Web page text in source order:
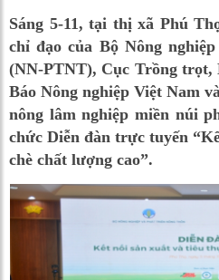
Sáng 5-11, tại thị xã Phú
chỉ đạo của Bộ Nông
(NN-PTNT), Cục Trồng
Báo Nông nghiệp Việt Nam
nông lâm nghiệp miền núi
chức Diễn đàn trực tuyến
chè chất lượng cao”.